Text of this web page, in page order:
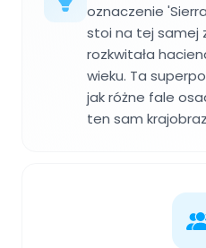
oznaczenie
stoi na tej samej
rozkwitała
wieku. Ta
jak różne fale
ten sam